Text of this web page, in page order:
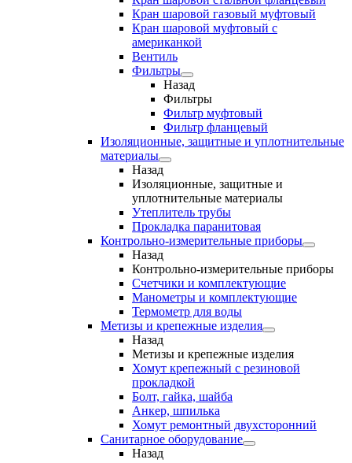
Кран шаровой газовый муфтовый
Кран шаровой муфтовый с
американкой
Вентиль
Фильтры
Назад
Фильтры
Фильтр муфтовый
Фильтр фланцевый
Изоляционные, защитные и уплотнительные
материалы
Назад
Изоляционные, защитные и
уплотнительные материалы
Утеплитель трубы
Прокладка паранитовая
Контрольно-измерительные приборы
Назад
Контрольно-измерительные приборы
Счетчики и комплектующие
Манометры и комплектующие
Термометр для воды
Метизы и крепежные изделия
Назад
Метизы и крепежные изделия
Хомут крепежный с резиновой
прокладкой
Болт, гайка, шайба
Анкер, шпилька
Хомут ремонтный двухсторонний
Санитарное оборудование
Назад